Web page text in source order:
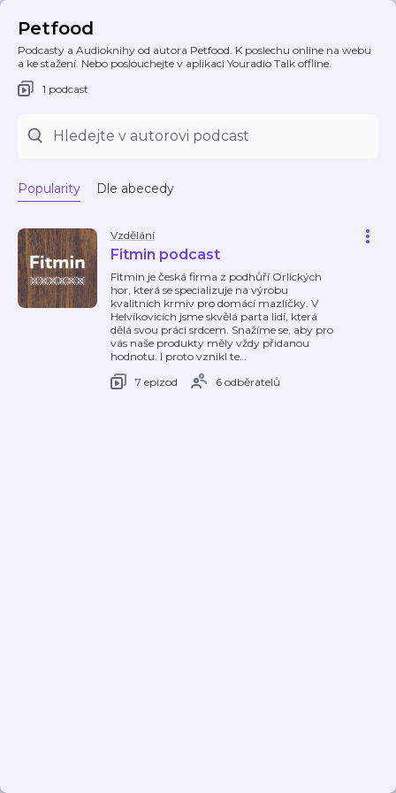
Petfood
Podcasty a Audioknihy od autora Petfood. K poslechu online na webu
a ke stažení. Nebo poslouchejte v aplikaci Youradio Talk offline.
1 podcast
Popularity Dle abecedy
Vzdělání
Fitmin podcast
Fitmin je česká firma z podhůří Orlických
hor, která se specializuje na výrobu
kvalitních krmiv pro domácí mazlíčky. V
Helvíkovicích jsme skvělá parta lidí, která
dělá svou práci srdcem. Snažíme se, aby pro
vás naše produkty měly vždy přidanou
hodnotu. I proto vznikl te…
7 epizod
6 odběratelů